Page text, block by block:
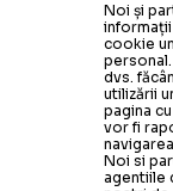
Noi și
cookie
dvs.
utilizării
pagina
vor fi
Noi si
agentiile